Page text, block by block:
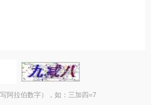
阿拉伯数字），如：三加四=7